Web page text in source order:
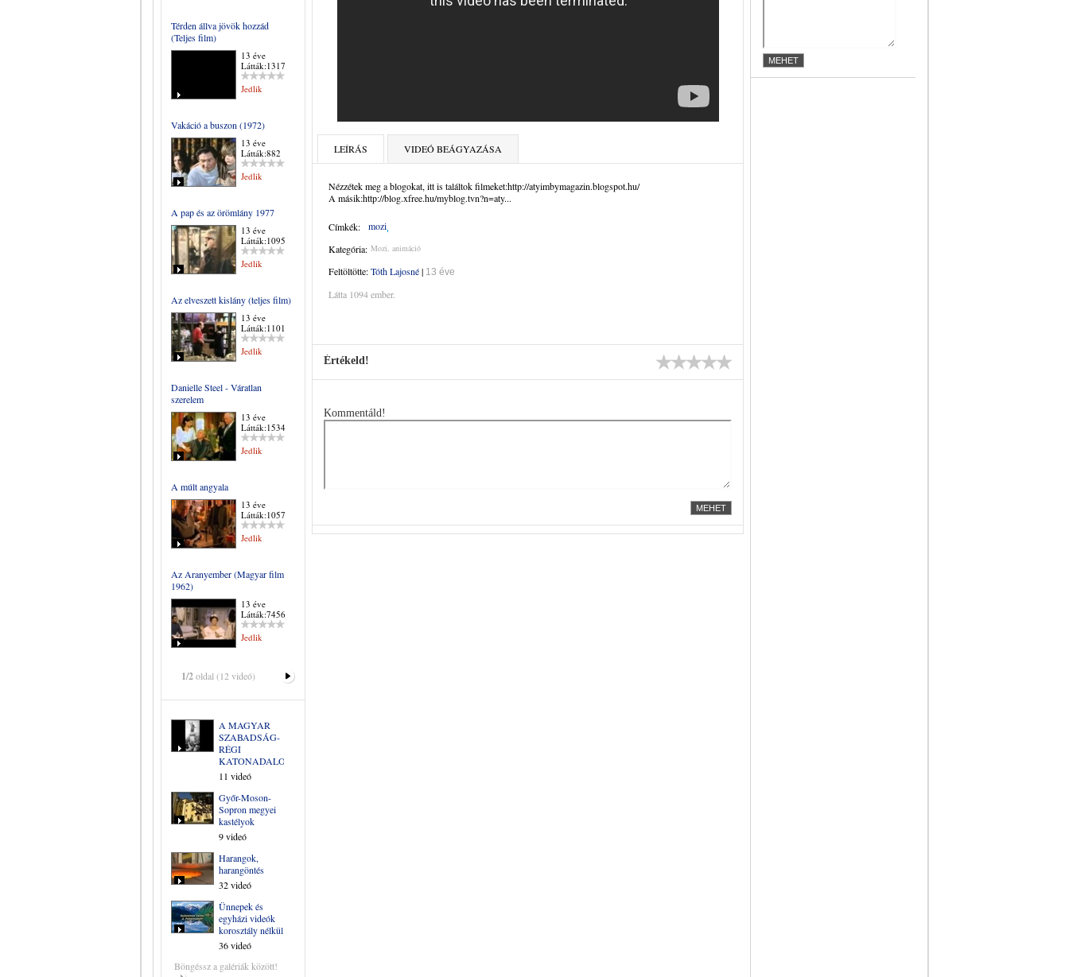
Térden állva jövök hozzád
(Teljes film)
13 éve
Látták:1317
Jedlik
Vakáció a buszon (1972)
13 éve
Látták:882
Jedlik
A pap és az örömlány 1977
13 éve
Látták:1095
Jedlik
Az elveszett kislány (teljes film)
13 éve
Látták:1101
Jedlik
Danielle Steel - Váratlan
szerelem
13 éve
Látták:1534
Jedlik
A múlt angyala
13 éve
Látták:1057
Jedlik
Az Aranyember (Magyar film
1962)
13 éve
Látták:7456
Jedlik
1/2oldal (12 videó)
A MAGYAR
SZABADSÁG-
RÉGI
KATONADALOK
11 videó
Győr-Moson-
Sopron megyei
kastélyok
9 videó
Harangok,
harangöntés
32 videó
Ünnepek és
egyházi videók
korosztály nélkül
36 videó
Böngéssz a galériák között!
LEÍRÁS VIDEÓ BEÁGYAZÁSA
Nézzétek meg a blogokat, itt is találtok filmeket:http://atyimbymagazin.blogspot.hu/
A másik:http://blog.xfree.hu/myblog.tvn?n=aty...
Címkék:
mozi
Kategória: Mozi, animáció
Feltöltötte:Tóth Lajosné| 13 éve
Látta 1094 ember.
Értékeld!
Kommentáld!